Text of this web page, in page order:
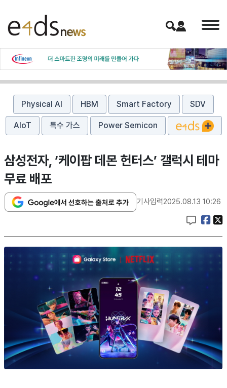
Physical AI HBM Smart Factory SDV
AIoT 특수 가스 Power Semicon
삼성전자, ‘케이팝 데몬 헌터스’ 갤럭시 테마
무료 배포
기사입력2025.08.13 10:26